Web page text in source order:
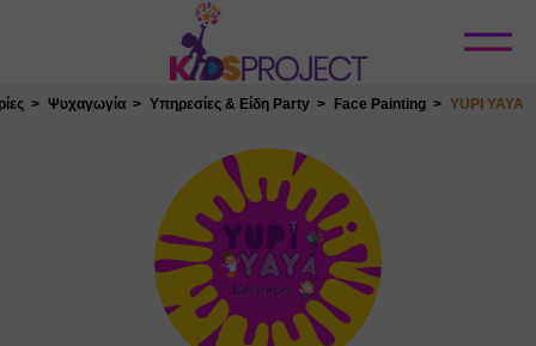
Κλείσιμο
Ψυχαγωγία Υπηρεσίες & Είδη Party Face Painting YUPI YAYA